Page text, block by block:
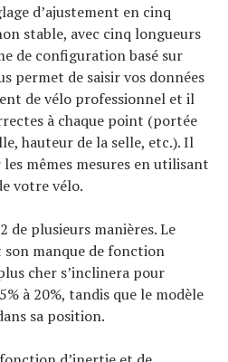
d’ajustement en cinq
stable, avec cinq longueurs
de configuration basé sur
permet de saisir vos données
de vélo professionnel et il
à chaque point (portée
hauteur de la selle, etc.). Il
mêmes mesures en utilisant
votre vélo.
de plusieurs manières. Le
manque de fonction
cher s’inclinera pour
à 20%, tandis que le modèle
sa position.